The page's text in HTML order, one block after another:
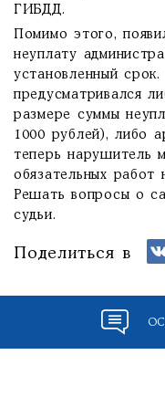
ГИБДД.
Помимо этого,
неуплату
установленный
предусматривался
размере суммы
1000 рублей), либо
теперь нарушитель
обязательных работ
Решать вопросы о
судьи.
Поделиться в